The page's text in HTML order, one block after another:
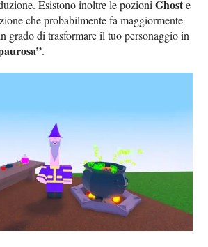
Esistono inoltre le pozioniGhoste
che probabilmente fa maggiormente
grado di trasformare il tuo personaggio in
.